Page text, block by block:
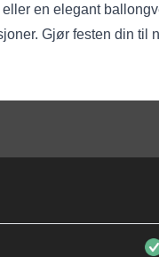
en elegant
Gjør festen din